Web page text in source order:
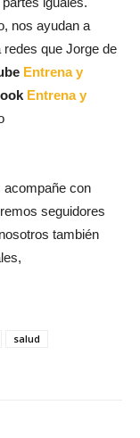
nos ayudan a
que Jorge de
Entrena y
Entrena y
acompañe con
seguidores
también
salud